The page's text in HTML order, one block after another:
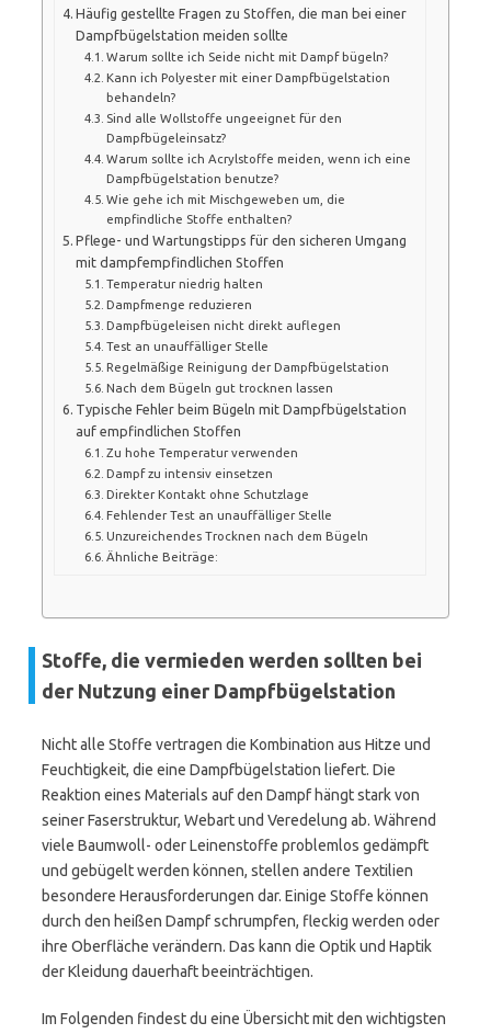
Häufig gestellte Fragen zu Stoffen, die man bei einer
Dampfbügelstation meiden sollte
Warum sollte ich Seide nicht mit Dampf bügeln?
Kann ich Polyester mit einer Dampfbügelstation
behandeln?
Sind alle Wollstoffe ungeeignet für den
Dampfbügeleinsatz?
Warum sollte ich Acrylstoffe meiden, wenn ich eine
Dampfbügelstation benutze?
Wie gehe ich mit Mischgeweben um, die
empfindliche Stoffe enthalten?
Pflege- und Wartungstipps für den sicheren Umgang
mit dampfempfindlichen Stoffen
Temperatur niedrig halten
Dampfmenge reduzieren
Dampfbügeleisen nicht direkt auflegen
Test an unauffälliger Stelle
Regelmäßige Reinigung der Dampfbügelstation
Nach dem Bügeln gut trocknen lassen
Typische Fehler beim Bügeln mit Dampfbügelstation
auf empfindlichen Stoffen
Zu hohe Temperatur verwenden
Dampf zu intensiv einsetzen
Direkter Kontakt ohne Schutzlage
Fehlender Test an unauffälliger Stelle
Unzureichendes Trocknen nach dem Bügeln
Ähnliche Beiträge:
Stoffe, die vermieden werden sollten bei
der Nutzung einer Dampfbügelstation
Nicht alle Stoffe vertragen die Kombination aus Hitze und
Feuchtigkeit, die eine Dampfbügelstation liefert. Die
Reaktion eines Materials auf den Dampf hängt stark von
seiner Faserstruktur, Webart und Veredelung ab. Während
viele Baumwoll- oder Leinenstoffe problemlos gedämpft
und gebügelt werden können, stellen andere Textilien
besondere Herausforderungen dar. Einige Stoffe können
durch den heißen Dampf schrumpfen, fleckig werden oder
ihre Oberfläche verändern. Das kann die Optik und Haptik
der Kleidung dauerhaft beeinträchtigen.
Im Folgenden findest du eine Übersicht mit den wichtigsten